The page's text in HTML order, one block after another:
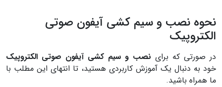
نحوه نصب و سیم کشی آیفون صوتی
الکتروپیک
در صورتی که برای نصب و سیم کشی آیفون صوتی الکتروپیک
خود به دنبال یک آموزش کاربردی هستید، تا انتهای این مطلب با
ما همراه باشید.